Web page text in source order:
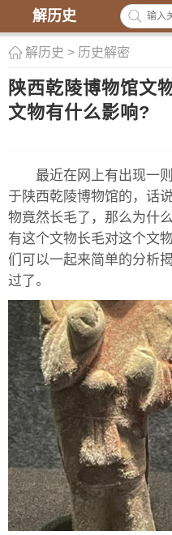
解历史
解历史 > 历史解密
陕西乾陵博物馆文
文物有什么影响?
最近在网上有出现一
于陕西乾陵博物馆的，话
物竟然长毛了，那么为什
有这个文物长毛对这个文
们可以一起来简单的分析
过了。